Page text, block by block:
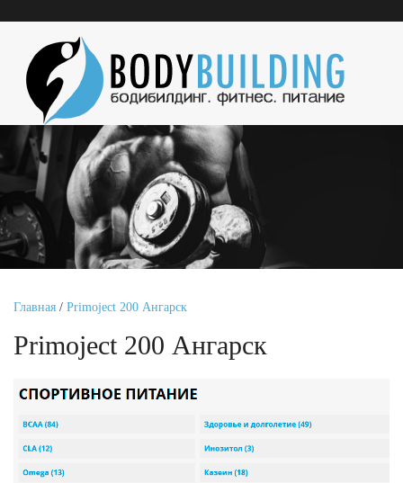
Главная / Primoject 200 Ангарск
Primoject 200 Ангарск